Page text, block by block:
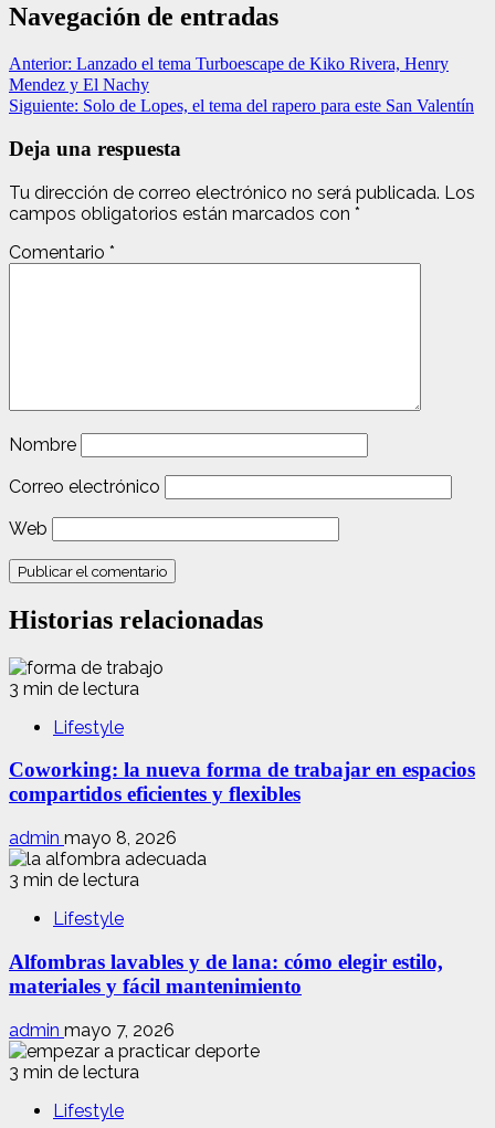
Navegación de entradas
Anterior: Lanzado el tema Turboescape de Kiko Rivera, Henry
Mendez y El Nachy
Siguiente: Solo de Lopes, el tema del rapero para este San Valentín
Deja una respuesta
Tu dirección de correo electrónico no será publicada. Los
campos obligatorios están marcados con *
Comentario *
Nombre
Correo electrónico
Web
Historias relacionadas
3 min de lectura
Lifestyle
Coworking: la nueva forma de trabajar en espacios
compartidos eficientes y flexibles
admin mayo 8, 2026
3 min de lectura
Lifestyle
Alfombras lavables y de lana: cómo elegir estilo,
materiales y fácil mantenimiento
admin mayo 7, 2026
3 min de lectura
Lifestyle